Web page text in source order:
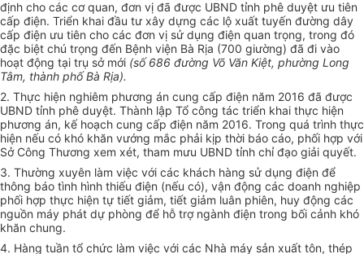
định cho các cơ quan, đơn vị đã được UBND tỉnh phê duyệt ưu tiên
cấp điện. Triển khai đầu tư xây dựng các lộ xuất tuyến đường dây
cấp điện ưu tiên cho các đơn vị sử dụng điện quan trọng, trong đó
đặc biệt chú trọng đến Bệnh viện Bà Rịa (700 giường) đã đi vào
hoạt động tại trụ sở mới (số 686 đường Võ Văn Kiệt, phường Long
Tâm, thành phố Bà Rịa).
2. Thực hiện nghiêm phương án cung cấp điện năm 2016 đã được
UBND tỉnh phê duyệt. Thành lập Tổ công tác triển khai thực hiện
phương án, kế hoạch cung cấp điện năm 2016. Trong quá trình thực
hiện nếu có khó khăn vướng mắc phải kịp thời báo cáo, phối hợp với
Sở Công Thương xem xét, tham mưu UBND tỉnh chỉ đạo giải quyết.
3. Thường xuyên làm việc với các khách hàng sử dụng điện để
thông báo tình hình thiếu điện (nếu có), vận động các doanh nghiệp
phối hợp thực hiện tự tiết giảm, tiết giảm luân phiên, huy động các
nguồn máy phát dự phòng để hỗ trợ ngành điện trong bối cảnh khó
khăn chung.
4. Hàng tuần tổ chức làm việc với các Nhà máy sản xuất tôn, thép